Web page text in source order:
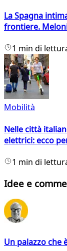
La Spagna
frontiere.
1 min di
Mobilità
Nelle città
elettrici: ecco
1 min di
Idee e
Un palazzo che